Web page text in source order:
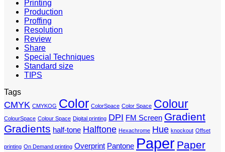
Printing
Production
Proffing
Resolution
Review
Share
Special Techniques
Standard size
TIPS
Tags
CMYK CMYKOG Color ColorSpace Color Space Colour
ColourSpace Colour Space Digital printing DPI FM Screen Gradient
Gradients half-tone Halftone Hexachrome Hue knockout Offset
printing On Demand printing Overprint Pantone Paper Paper